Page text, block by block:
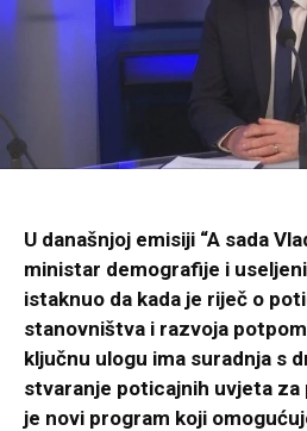
U današnjoj emisiji “A sada
ministar demografije i
istaknuo da kada je riječ o
stanovništva i razvoja
ključnu ulogu ima suradnja s
stvaranje poticajnih uvjeta
je novi program koji